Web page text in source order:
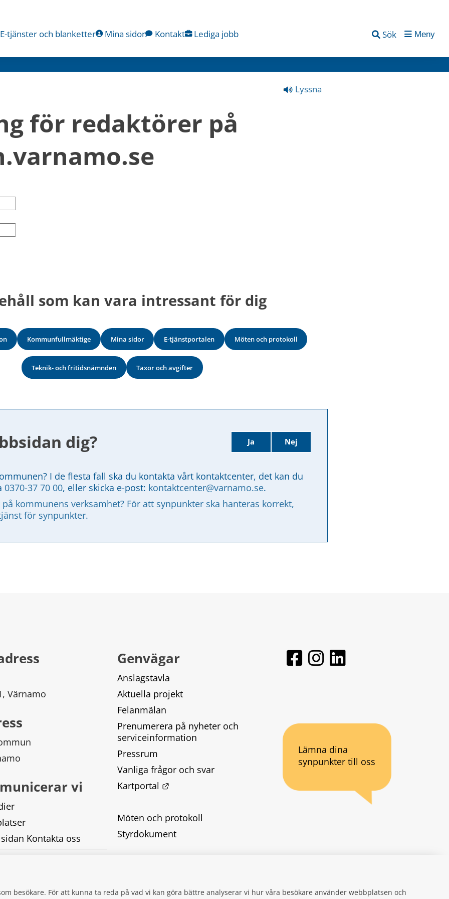
besökare. För att kunna ta reda på vad vi kan göra bättre analyserar vi hur våra besökare använder webbplatsen och
E-tjänster och blanketter Mina sidor Kontakt Lediga jobb Sök Meny
Lyssna
för redaktörer på
som kan vara intressant för dig
Kommunfullmäktige Mina sidor E-tjänstportalen Möten och protokoll
Teknik- och fritidsnämnden Taxor och avgifter
dig? Ja Nej
I de flesta fall ska du kontakta vårt kontaktcenter, det kan du
0370-37 70 00, eller skicka e-post: kontaktcenter@varnamo.se.
kommunens verksamhet? För att synpunkter ska hanteras korrekt,
för synpunkter.
Värnamo
vi
Kontakta oss
Genvägar
Anslagstavla
Aktuella projekt
Felanmälan
Prenumerera på nyheter och
serviceinformation
Pressrum
Vanliga frågor och svar
Kartportal
Möten och protokoll
Styrdokument
Lämna dina
synpunkter till oss